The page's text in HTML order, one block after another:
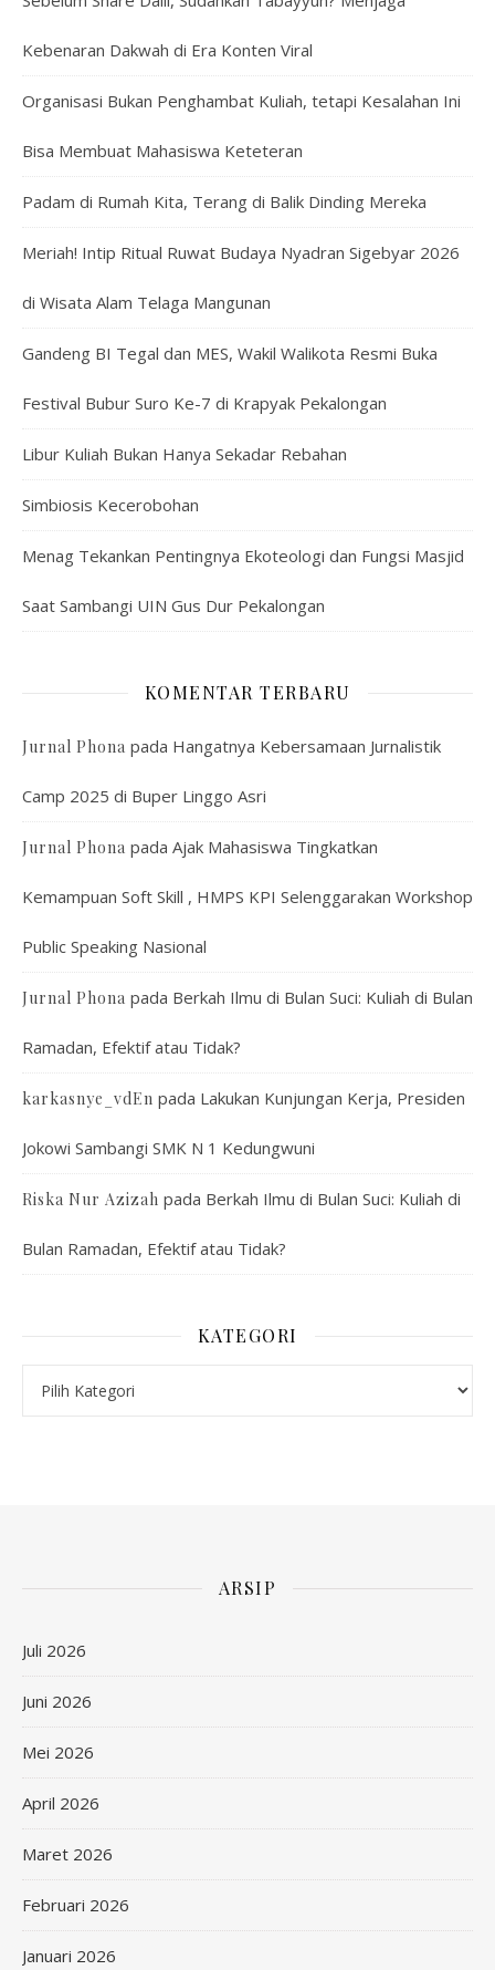
Kebenaran Dakwah di Era Konten Viral
Organisasi Bukan Penghambat Kuliah, tetapi Kesalahan Ini
Bisa Membuat Mahasiswa Keteteran
Padam di Rumah Kita, Terang di Balik Dinding Mereka
Meriah! Intip Ritual Ruwat Budaya Nyadran Sigebyar 2026
di Wisata Alam Telaga Mangunan
Gandeng BI Tegal dan MES, Wakil Walikota Resmi Buka
Festival Bubur Suro Ke-7 di Krapyak Pekalongan
Libur Kuliah Bukan Hanya Sekadar Rebahan
Simbiosis Kecerobohan
Menag Tekankan Pentingnya Ekoteologi dan Fungsi Masjid
Saat Sambangi UIN Gus Dur Pekalongan
KOMENTAR TERBARU
Jurnal Phona pada Hangatnya Kebersamaan Jurnalistik
Camp 2025 di Buper Linggo Asri
Jurnal Phona pada Ajak Mahasiswa Tingkatkan
Kemampuan Soft Skill , HMPS KPI Selenggarakan Workshop
Public Speaking Nasional
Jurnal Phona pada Berkah Ilmu di Bulan Suci: Kuliah di Bulan
Ramadan, Efektif atau Tidak?
karkasnye_vdEn pada Lakukan Kunjungan Kerja, Presiden
Jokowi Sambangi SMK N 1 Kedungwuni
Riska Nur Azizah pada Berkah Ilmu di Bulan Suci: Kuliah di
Bulan Ramadan, Efektif atau Tidak?
KATEGORI
ARSIP
Juli 2026
Juni 2026
Mei 2026
April 2026
Maret 2026
Februari 2026
Januari 2026